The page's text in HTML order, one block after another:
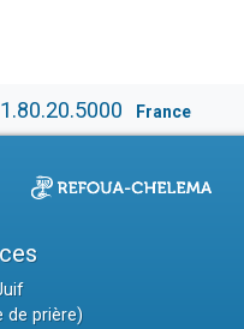
France
de prière)